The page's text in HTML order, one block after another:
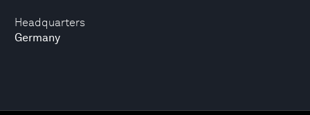
Headquarters
Germany